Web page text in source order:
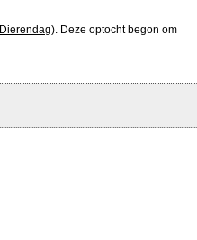
Dierendag). Deze optocht begon om